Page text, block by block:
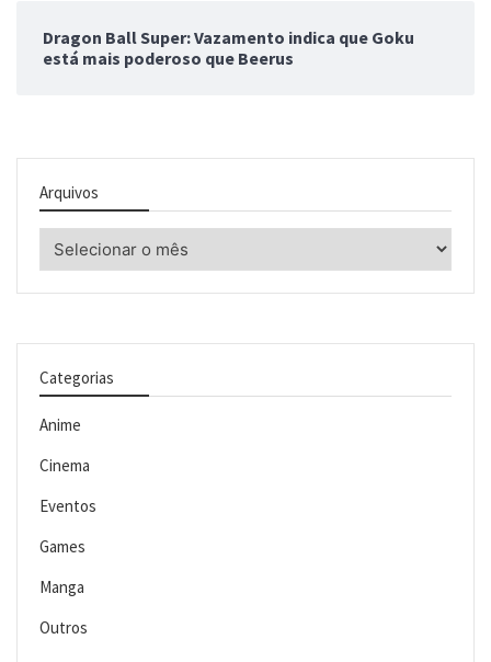
Dragon Ball Super: Vazamento indica que Goku
está mais poderoso que Beerus
Arquivos
Categorias
Anime
Cinema
Eventos
Games
Manga
Outros